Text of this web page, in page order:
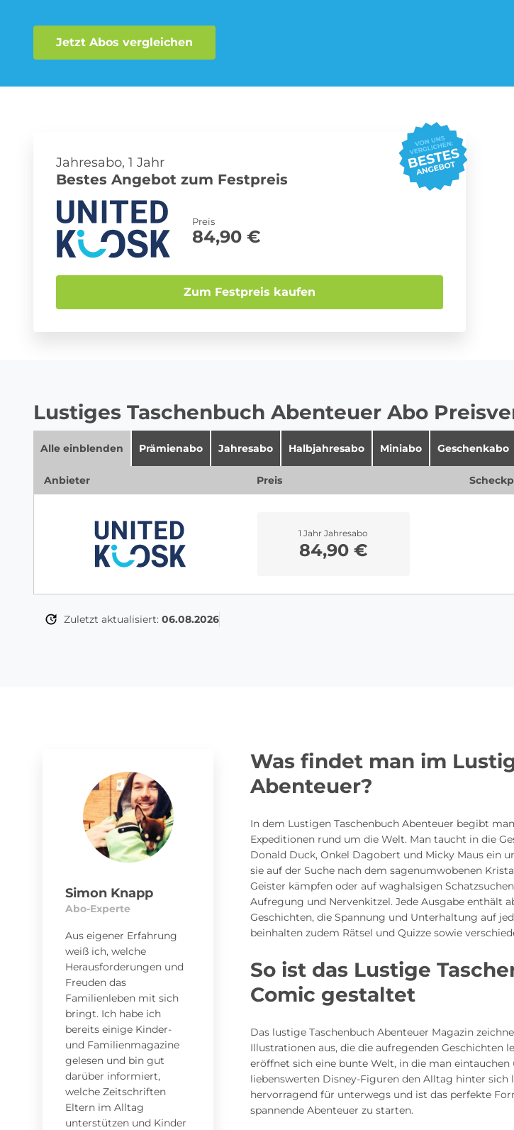
Sprachlern App Abo Streaming Abo
Jetzt Abos vergleichen
Jahresabo, 1 Jahr
Bestes Angebot zum Festpreis
Preis
84,90 €
Zum Festpreis kaufen
Lustiges Taschenbuch Abenteuer Abo
Alle einblenden Prämienabo Jahresabo Halbjahresabo Miniabo Geschenkabo
Anbieter Preis
1 Jahr Jahresabo
84,90 €
Zuletzt aktualisiert: 06.08.2026
Simon Knapp
Abo-Experte
Aus eigener Erfahrung
weiß ich, welche
Herausforderungen und
Freuden das
Familienleben mit sich
bringt. Ich habe ich
bereits einige Kinder-
und Familienmagazine
gelesen und bin gut
darüber informiert,
welche Zeitschriften
Eltern im Alltag
unterstützen und Kinder
Was findet man im
Abenteuer?
In dem Lustigen Taschenbuch Abenteuer begibt
Expeditionen rund um die Welt. Man taucht in die
Donald Duck, Onkel Dagobert und Micky Maus ein
sie auf der Suche nach dem sagenumwobenen
Geister kämpfen oder auf waghalsigen
Aufregung und Nervenkitzel. Jede Ausgabe enthält
Geschichten, die Spannung und Unterhaltung auf
beinhalten zudem Rätsel und Quizze sowie
So ist das Lustige
Comic gestaltet
Das lustige Taschenbuch Abenteuer Magazin
Illustrationen aus, die die aufregenden Geschichten
eröffnet sich eine bunte Welt, in die man
liebenswerten Disney-Figuren den Alltag hinter sich
hervorragend für unterwegs und ist das perfekte
spannende Abenteuer zu starten.